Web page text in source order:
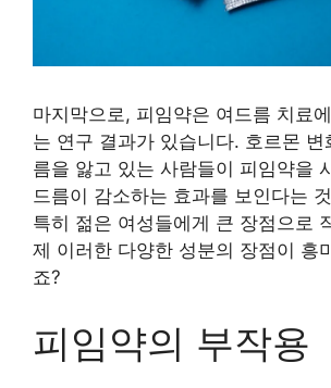
마지막으로, 피임약은 여드름 치료
는 연구 결과가 있습니다. 호르몬 변
름을 앓고 있는 사람들이 피임약을
드름이 감소하는 효과를 보인다는
특히 젊은 여성들에게 큰 장점으로
제 이러한 다양한 성분의 장점이 흥
죠?
피임약의 부작용